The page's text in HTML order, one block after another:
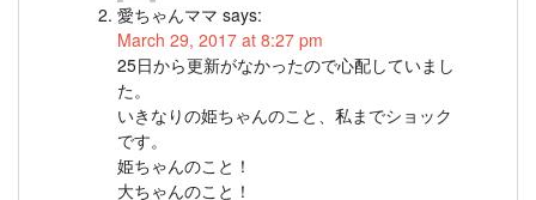
愛ちゃんママ says:
March 29, 2017 at 8:27 pm
25日から更新がなかったので心配していまし
た。
いきなりの姫ちゃんのこと、私までショック
です。
姫ちゃんのこと！
大ちゃんのこと！